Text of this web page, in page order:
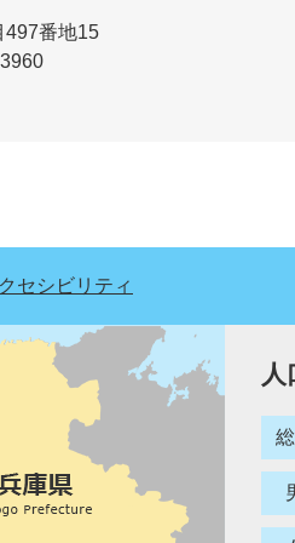
497番地15
セシビリティ